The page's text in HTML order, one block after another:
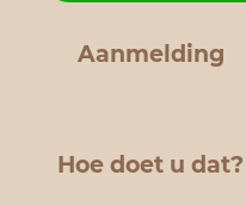
Aanmelding
Hoe doet u dat?